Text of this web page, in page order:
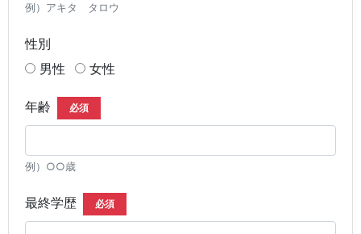
例）アキタ タロウ
性別
男性
女性
年齢 必須
例）○○歳
最終学歴 必須